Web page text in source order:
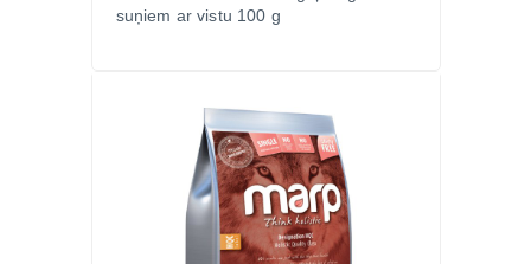
suņiem ar vistu 100 g